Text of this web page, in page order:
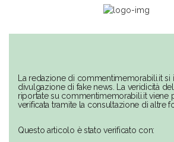
La redazione di commentimemorabili.it
divulgazione di fake news. La veridicità
riportate su commentimemorabili.it viene
verificata tramite la consultazione di altre
Questo articolo è stato verificato con: